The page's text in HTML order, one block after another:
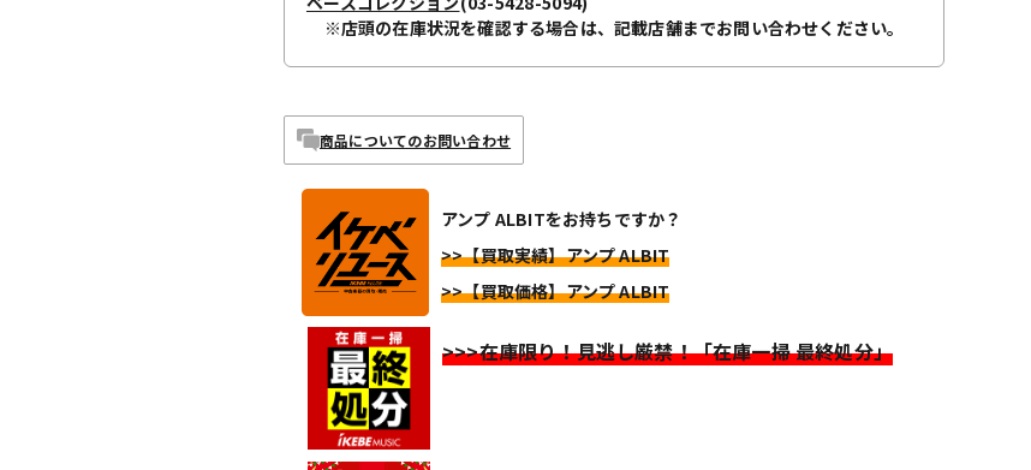
※店頭の在庫状況を確認する場合は、記載店舗までお問い合わせください。
商品についてのお問い合わせ
アンプ ALBITをお持ちですか？
>>【買取実績】アンプ ALBIT
>>【買取価格】アンプ ALBIT
>>>在庫限り！見逃し厳禁！「在庫一掃 最終処分」